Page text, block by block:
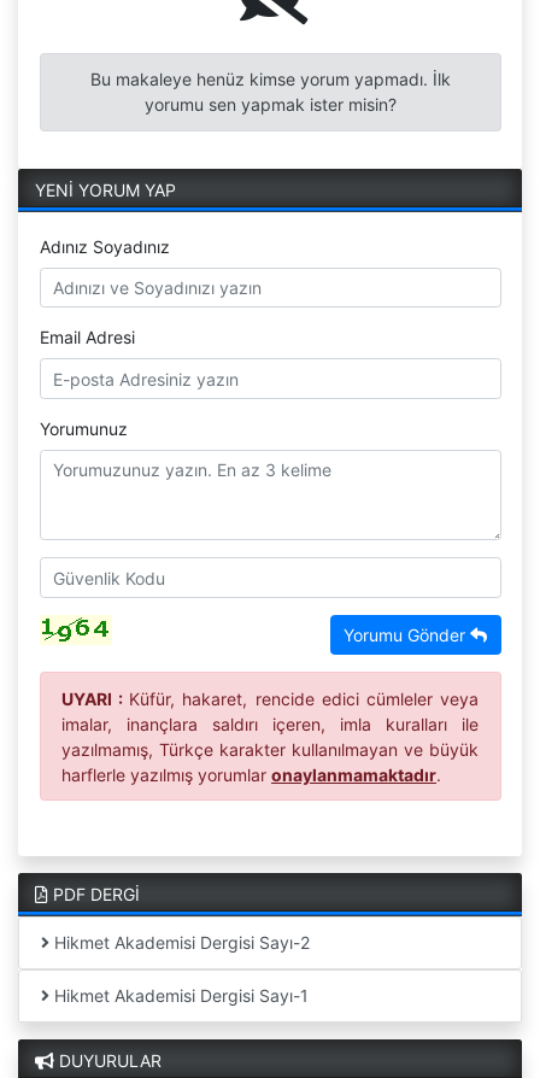
Bu makaleye henüz kimse yorum yapmadı. İlk
yorumu sen yapmak ister misin?
YENİ YORUM YAP
Adınız Soyadınız
Email Adresi
Yorumunuz
Yorumu Gönder
UYARI : Küfür, hakaret, rencide edici cümleler veya
imalar, inançlara saldırı içeren, imla kuralları ile
yazılmamış, Türkçe karakter kullanılmayan ve büyük
harflerle yazılmış yorumlar onaylanmamaktadır.
PDF DERGİ
Hikmet Akademisi Dergisi Sayı-2
Hikmet Akademisi Dergisi Sayı-1
DUYURULAR